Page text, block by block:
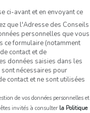
ci-avant et en envoyant ce
que l'Adresse des Conseils
personnelles que vous
ce formulaire (notamment
contact et de
données saisies dans les
nécessaires pour
contact et ne sont utilisées
de vos données personnelles et
invités à consulter la Politique